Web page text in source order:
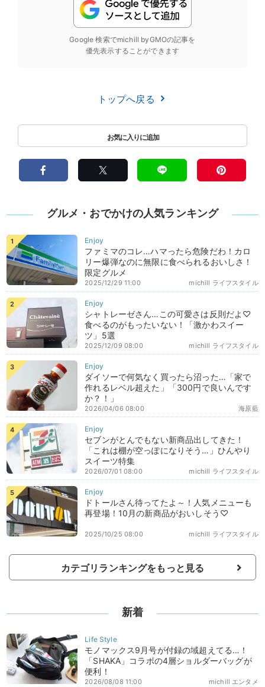
Google 検索でmichill byGMOの記事を
優先表示することができます
トップへ戻る
グルメ・おでかけの人気ランキング
ファミマのコレ…ハマったら危険だわ！カロ
リー爆弾なのに無限に食べられるおいしさ！
限定グルメ
michill ライフスタイル
2025/12/29 11:00
シャトレーゼさん…この可愛さは反則だよ♡
食べるのがもったいない！「激かわスイー
ツ」5選
michill ライフスタイル
2025/12/09 08:00
ダイソーで何気なく買ったら沼った…「家で
作れるレベル超えた」「300円で良いんです
か？！」
海原藍
2026/04/06 08:00
セブンがとんでもない新商品出してきた！
「これは棚が空っぽになりそう…」ひんやり
スイーツ特集
michill ライフスタイル
2026/07/01 08:00
ドトールさん待ってたよ～！人気メニューも
再登場！10月の新商品がおいしそう♡
michill ライフスタイル
2025/10/25 08:00
カテゴリランキングをもっと見る
新着
モノマックス9月号が付録の域超えてる…！
「SHAKA」コラボの4層ショルダーバッグが
便利！
michill エンタメ
2026/08/08 11:00